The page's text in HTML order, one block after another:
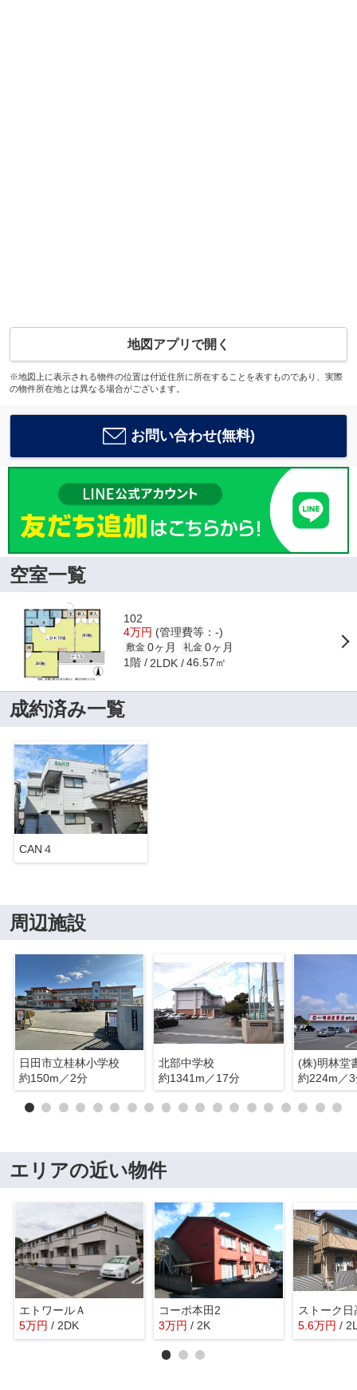
地図アプリで開く
※地図上に表示される物件の位置は付近住所に所在することを表すものであり、実際
の物件所在地とは異なる場合がございます。
お問い合わせ(無料)
空室一覧
102
4万円 (管理費等：-)
敷金 0ヶ月 礼金 0ヶ月
1階 2LDK 46.57㎡
成約済み一覧
CAN４
周辺施設
日田市立桂林小学校
約150m／2分
北部中学校
約1341m／17分
(株)明林堂
約224m／
エリアの近い物件
エトワールＡ
5万円 / 2DK
コーポ本田2
3万円 / 2K
ストーク日
5.6万円 /